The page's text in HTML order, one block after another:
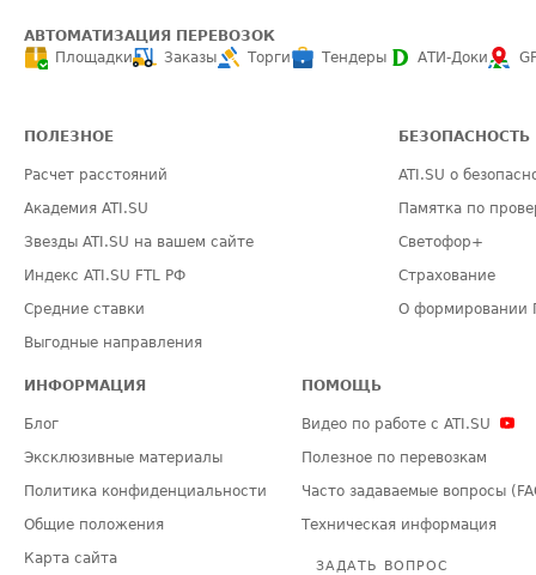
АВТОМАТИЗАЦИЯ ПЕРЕВОЗОК
Площадки
Заказы Торги Тендеры АТИ-Доки
ПОЛЕЗНОЕ
Расчет расстояний
Академия ATI.SU
Звезды ATI.SU на вашем сайте
Индекс ATI.SU FTL РФ
Средние ставки
Выгодные направления
БЕЗОПАСНОСТЬ
ATI.SU о
Памятка по
Светофор+
Страхование
О формировании
ИНФОРМАЦИЯ
Блог
Эксклюзивные материалы
Политика конфиденциальности
Общие положения
Карта сайта
ПОМОЩЬ
Видео по работе с ATI.SU
Полезное по перевозкам
Часто задаваемые вопросы
Техническая информация
ЗАДАТЬ ВОПРОС